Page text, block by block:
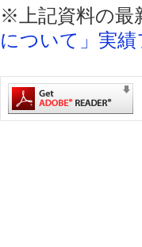
※上記資料の最
について」実